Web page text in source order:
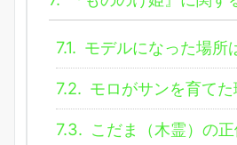
7.1. モデルになった場所
7.2. モロがサンを育てた
7.3. こだま（木霊）の正